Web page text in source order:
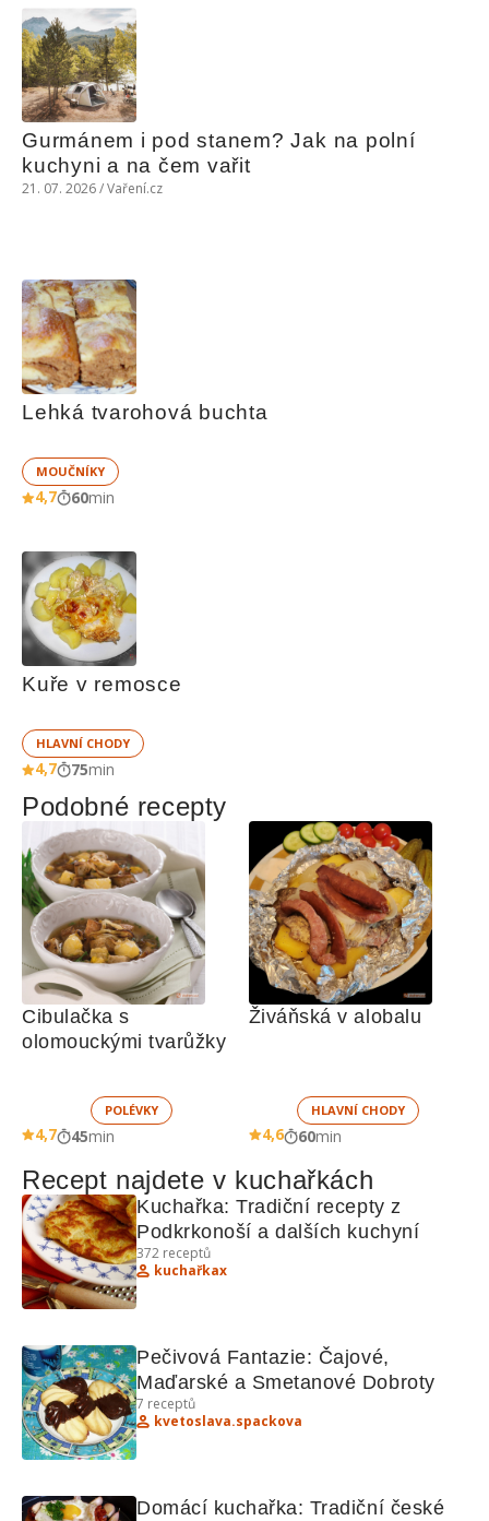
Gurmánem i pod stanem? Jak na polní
kuchyni a na čem vařit
21. 07. 2026 / Vaření.cz
Lehká tvarohová buchta
MOUČNÍKY
4,7 60min
Kuře v remosce
HLAVNÍ CHODY
4,7 75min
Podobné recepty
Cibulačka s
olomouckými tvarůžky
POLÉVKY
4,7 45min
Živáňská v alobalu
HLAVNÍ CHODY
4,6 60min
Recept najdete v kuchařkách
Kuchařka: Tradiční recepty z
Podkrkonoší a dalších kuchyní
372 receptů
kuchařkax
Pečivová Fantazie: Čajové,
Maďarské a Smetanové Dobroty
7 receptů
kvetoslava.spackova
Domácí kuchařka: Tradiční české